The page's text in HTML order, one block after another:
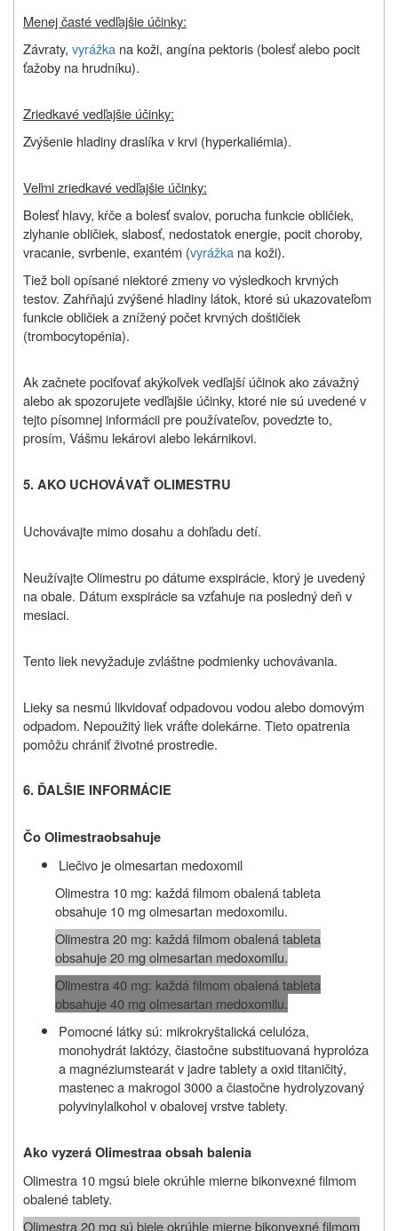
Menej časté vedľajšie účinky:
Závraty, vyrážka na koži, angína pektoris (bolesť alebo pocit
ťažoby na hrudníku).
Zriedkavé vedľajšie účinky:
Zvýšenie hladiny draslíka v krvi (hyperkaliémia).
Veľmi zriedkavé vedľajšie účinky:
Bolesť hlavy, kŕče a bolesť svalov, porucha funkcie obličiek,
zlyhanie obličiek, slabosť, nedostatok energie, pocit choroby,
vracanie, svrbenie, exantém (vyrážka na koži).
Tiež boli opísané niektoré zmeny vo výsledkoch krvných
testov. Zahŕňajú zvýšené hladiny látok, ktoré sú ukazovateľom
funkcie obličiek a znížený počet krvných doštičiek
(trombocytopénia).
Ak začnete pociťovať akýkoľvek vedľajší účinok ako závažný
alebo ak spozorujete vedľajšie účinky, ktoré nie sú uvedené v
tejto písomnej informácii pre používateľov, povedzte to,
prosím, Vášmu lekárovi alebo lekárnikovi.
5. AKO UCHOVÁVAŤOLIMESTRU
Uchovávajte mimo dosahu a dohľadu detí.
Neužívajte Olimestru po dátume exspirácie, ktorý je uvedený
na obale. Dátum exspirácie sa vzťahuje na posledný deň v
mesiaci.
Tento liek nevyžaduje zvláštne podmienky uchovávania.
Lieky sa nesmú likvidovať odpadovou vodou alebo domovým
odpadom. Nepoužitý liek vráťte dolekárne. Tieto opatrenia
pomôžu chrániť životné prostredie.
6. ĎALŠIE INFORMÁCIE
ČoOlimestraobsahuje
Liečivo je olmesartan medoxomil
Olimestra 10 mg: každá filmom obalená tableta
obsahuje 10 mg olmesartan medoxomilu.
Olimestra 20 mg: každá filmom obalená tableta
obsahuje 20 mg olmesartan medoxomilu.
Olimestra 40 mg: každá filmom obalená tableta
obsahuje 40 mg olmesartan medoxomilu.
Pomocné látky sú: mikrokryštalická celulóza,
monohydrát laktózy, čiastočne substituovaná hyprolóza
a magnéziumstearát v jadre tablety a oxid titaničitý,
mastenec a makrogol 3000 ačiastočne hydrolyzovaný
polyvinylalkohol v obalovej vrstve tablety.
Ako vyzeráOlimestraa obsah balenia
Olimestra 10 mgsú biele okrúhle mierne bikonvexné filmom
obalené tablety.
Olimestra 20 mg sú biele okrúhle mierne bikonvexné filmom